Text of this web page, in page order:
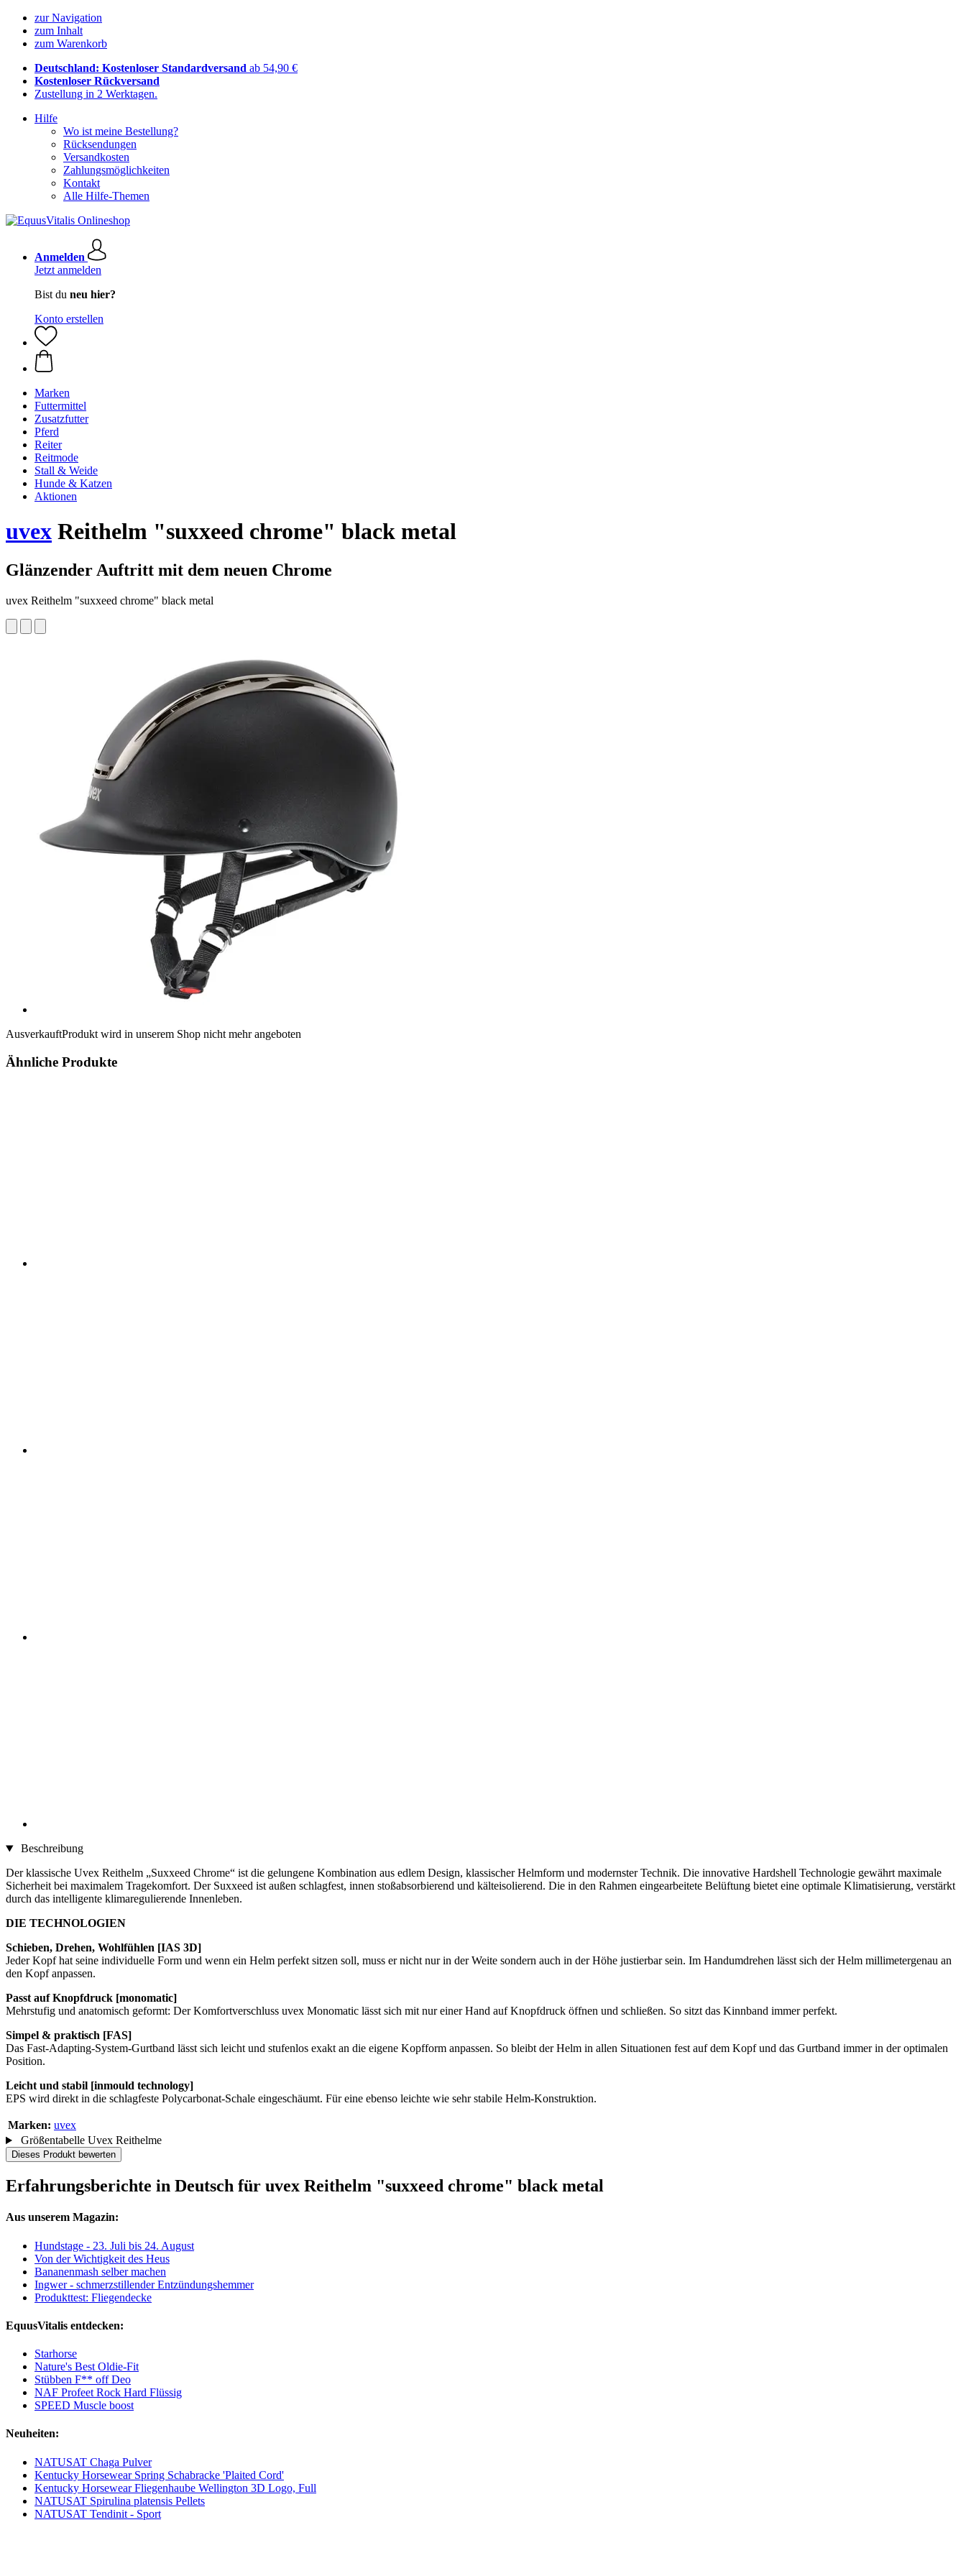
zur Navigation
zum Inhalt
zum Warenkorb
Deutschland: Kostenloser Standardversand ab 54,90 €
Kostenloser Rückversand
Zustellung in 2 Werktagen.
Hilfe
Wo ist meine Bestellung?
Rücksendungen
Versandkosten
Zahlungsmöglichkeiten
Kontakt
Alle Hilfe-Themen
Anmelden
Jetzt anmelden
Bist du neu hier?
Konto erstellen
Marken
Futtermittel
Zusatzfutter
Pferd
Reiter
Reitmode
Stall & Weide
Hunde & Katzen
Aktionen
uvex Reithelm "suxxeed chrome" black metal
Glänzender Auftritt mit dem neuen Chrome
uvex Reithelm "suxxeed chrome" black metal
AusverkauftProdukt wird in unserem Shop nicht mehr angeboten
Ähnliche Produkte
Beschreibung
Der klassische Uvex Reithelm „Suxxeed Chrome“ ist die gelungene Kombination aus edlem Design, klassischer Helmform und modernster Technik. Die innovative Hardshell Technologie gewährt maximale
Sicherheit bei maximalem Tragekomfort. Der Suxxeed ist außen schlagfest, innen stoßabsorbierend und kälteisolierend. Die in den Rahmen eingearbeitete Belüftung bietet eine optimale Klimatisierung, verstärkt
durch das intelligente klimaregulierende Innenleben.
DIE TECHNOLOGIEN
Schieben, Drehen, Wohlfühlen [IAS 3D]
Jeder Kopf hat seine individuelle Form und wenn ein Helm perfekt sitzen soll, muss er nicht nur in der Weite sondern auch in der Höhe justierbar sein. Im Handumdrehen lässt sich der Helm millimetergenau an
den Kopf anpassen.
Passt auf Knopfdruck [monomatic]
Mehrstufig und anatomisch geformt: Der Komfortverschluss uvex Monomatic lässt sich mit nur einer Hand auf Knopfdruck öffnen und schließen. So sitzt das Kinnband immer perfekt.
Simpel & praktisch [FAS]
Das Fast-Adapting-System-Gurtband lässt sich leicht und stufenlos exakt an die eigene Kopfform anpassen. So bleibt der Helm in allen Situationen fest auf dem Kopf und das Gurtband immer in der optimalen
Position.
Leicht und stabil [inmould technology]
EPS wird direkt in die schlagfeste Polycarbonat-Schale eingeschäumt. Für eine ebenso leichte wie sehr stabile Helm-Konstruktion.
Marken: uvex
Größentabelle Uvex Reithelme
Dieses Produkt bewerten
Erfahrungsberichte in Deutsch für uvex Reithelm "suxxeed chrome" black metal
Aus unserem Magazin:
Hundstage - 23. Juli bis 24. August
Von der Wichtigkeit des Heus
Bananenmash selber machen
Ingwer - schmerzstillender Entzündungshemmer
Produkttest: Fliegendecke
EquusVitalis entdecken:
Starhorse
Nature's Best Oldie-Fit
Stübben F** off Deo
NAF Profeet Rock Hard Flüssig
SPEED Muscle boost
Neuheiten:
NATUSAT Chaga Pulver
Kentucky Horsewear Spring Schabracke 'Plaited Cord'
Kentucky Horsewear Fliegenhaube Wellington 3D Logo, Full
NATUSAT Spirulina platensis Pellets
NATUSAT Tendinit - Sport